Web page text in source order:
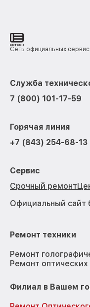
Сеть официальных
Служба
7 (800) 101-17-59
Горячая линия
+7 (843) 254-68-13
Сервис
Срочный ремонт
Официальный сайт
Ремонт техники
Ремонт
Ремонт
Филиал в Вашем